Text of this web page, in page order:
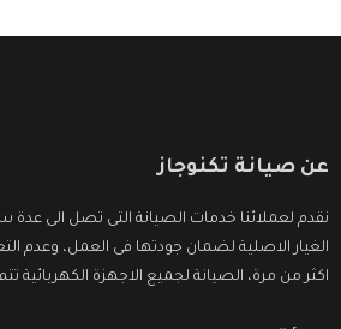
عن صيانة تكنوجاز
نقدم لعملائنا خدمات الصيانة التى تصل الى
الغيار الاصلية لضمان جودتها فى العمل، وعدم
اكثر من مرة، الصيانة لجميع الاجهزة